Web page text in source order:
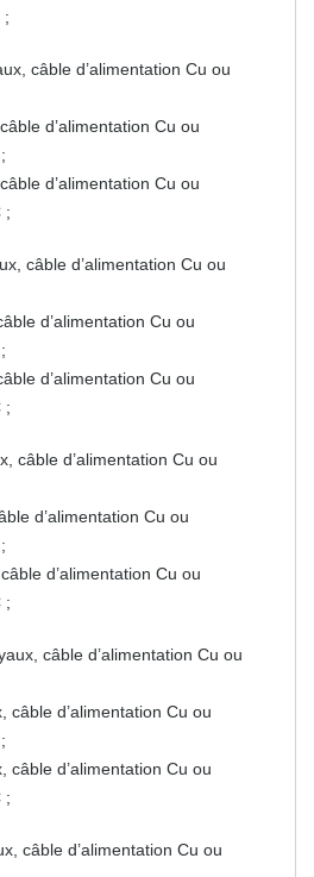
;
câble d’alimentation Cu ou
d’alimentation Cu ou
d’alimentation Cu ou
;
câble d’alimentation Cu ou
d’alimentation Cu ou
d’alimentation Cu ou
;
câble d’alimentation Cu ou
d’alimentation Cu ou
d’alimentation Cu ou
;
câble d’alimentation Cu ou
câble d’alimentation Cu ou
câble d’alimentation Cu ou
;
câble d’alimentation Cu ou